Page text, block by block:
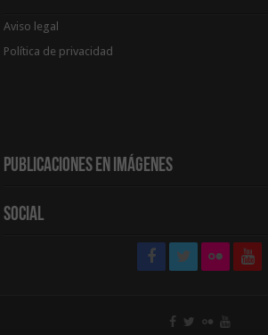
Aviso legal
Política de privacidad
Publicaciones en Imágenes
Social